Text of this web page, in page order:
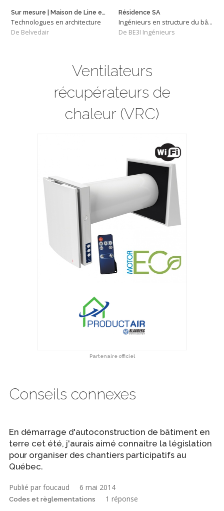
Sur mesure | Maison de Line et Alain
Technologues en architecture
De Belvedair
Résidence SA
Ingénieurs en structure du bâtiment
De BE3I Ingénieurs
Ventilateurs
récupérateurs de
chaleur (VRC)
Partenaire officiel
Conseils connexes
En démarrage d'autoconstruction de bâtiment en
terre cet été, j'aurais aimé connaitre la législation
pour organiser des chantiers participatifs au
Québec.
Publié par foucaud 6 mai 2014
Codes et règlementations 1 réponse